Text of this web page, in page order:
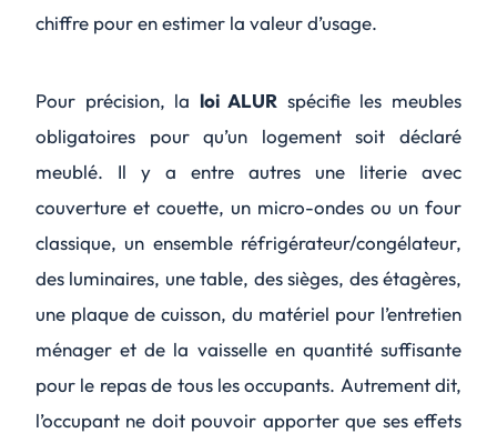
chiffre pour en estimer la valeur d’usage.
Pour précision, la loi ALUR spécifie les meubles
obligatoires pour qu’un logement soit déclaré
meublé. Il y a entre autres une literie avec
couverture et couette, un micro-ondes ou un four
classique, un ensemble réfrigérateur/congélateur,
des luminaires, une table, des sièges, des étagères,
une plaque de cuisson, du matériel pour l’entretien
ménager et de la vaisselle en quantité suffisante
pour le repas de tous les occupants. Autrement dit,
l’occupant ne doit pouvoir apporter que ses effets